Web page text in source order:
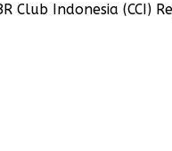
Club Indonesia (CCI)